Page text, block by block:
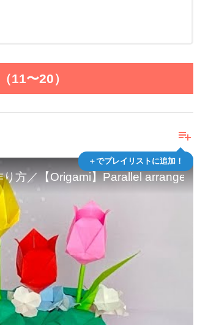
11〜20）
playlist_add
＋でプレイリストに追加！
方／【Origami】Parallel